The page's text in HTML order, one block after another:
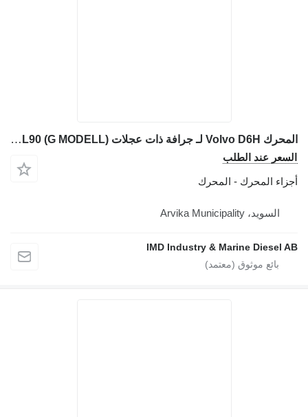
المحرك Volvo D6H لـ جرافة ذات عجلات Volvo L60 L70 L90 (G MODELL)
السعر عند الطلب
أجزاء المحرك - المحرك
السويد، Arvika Municipality
IMD Industry & Marine Diesel AB